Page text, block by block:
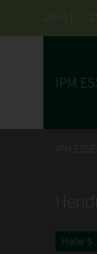
26.01. -
IPM
IPM ESSEN
Halle 5